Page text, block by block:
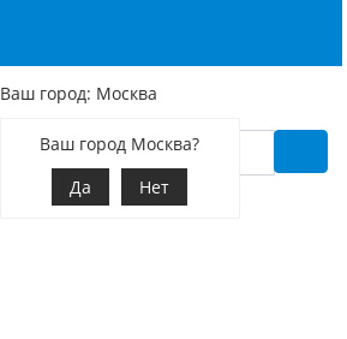
Ваш город: Москва
Ваш город Москва?
Да
Нет